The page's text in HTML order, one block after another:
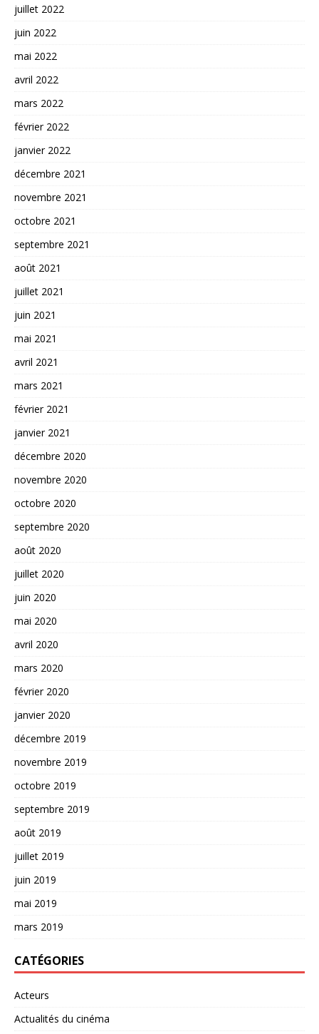
juillet 2022
juin 2022
mai 2022
avril 2022
mars 2022
février 2022
janvier 2022
décembre 2021
novembre 2021
octobre 2021
septembre 2021
août 2021
juillet 2021
juin 2021
mai 2021
avril 2021
mars 2021
février 2021
janvier 2021
décembre 2020
novembre 2020
octobre 2020
septembre 2020
août 2020
juillet 2020
juin 2020
mai 2020
avril 2020
mars 2020
février 2020
janvier 2020
décembre 2019
novembre 2019
octobre 2019
septembre 2019
août 2019
juillet 2019
juin 2019
mai 2019
mars 2019
CATÉGORIES
Acteurs
Actualités du cinéma